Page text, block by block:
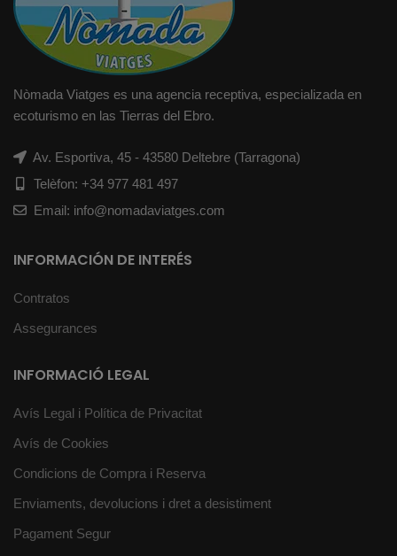
Nòmada Viatges es una agencia receptiva, especializada en
ecoturismo en las Tierras del Ebro.
Av. Esportiva, 45 - 43580 Deltebre (Tarragona)
Telèfon: +34 977 481 497
Email: info@nomadaviatges.com
INFORMACIÓN DE INTERÉS
Contratos
Assegurances
INFORMACIÓ LEGAL
Avís Legal i Política de Privacitat
Avís de Cookies
Condicions de Compra i Reserva
Enviaments, devolucions i dret a desistiment
Pagament Segur